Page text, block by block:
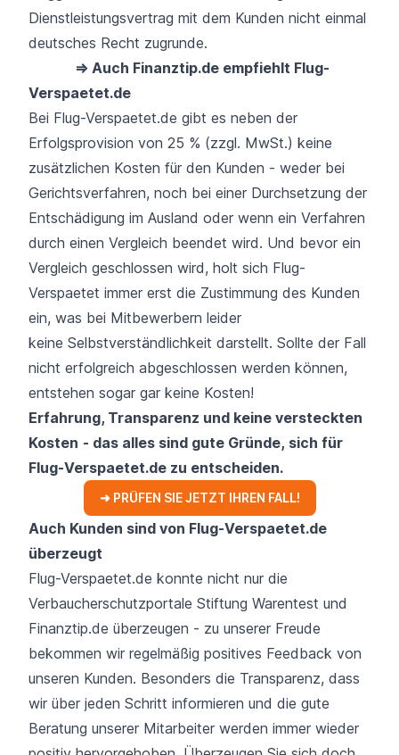
Dienstleistungsvertrag mit dem Kunden nicht einmal
deutsches Recht zugrunde.
⇒ Auch Finanztip.de empfiehlt Flug-
Verspaetet.de
Bei Flug-Verspaetet.de gibt es neben der
Erfolgsprovision von 25 % (zzgl. MwSt.) keine
zusätzlichen Kosten für den Kunden - weder bei
Gerichtsverfahren, noch bei einer Durchsetzung der
Entschädigung im Ausland oder wenn ein Verfahren
durch einen Vergleich beendet wird. Und bevor ein
Vergleich geschlossen wird, holt sich Flug-
Verspaetet immer erst die Zustimmung des Kunden
ein, was bei Mitbewerbern leider
keine Selbstverständlichkeit darstellt. Sollte der Fall
nicht erfolgreich abgeschlossen werden können,
entstehen sogar gar keine Kosten!
Erfahrung, Transparenz und keine versteckten
Kosten - das alles sind gute Gründe, sich für
Flug-Verspaetet.de zu entscheiden.
➜ PRÜFEN SIE JETZT IHREN FALL!
Auch Kunden sind von Flug-Verspaetet.de
überzeugt
Flug-Verspaetet.de konnte nicht nur die
Verbaucherschutzportale Stiftung Warentest und
Finanztip.de überzeugen - zu unserer Freude
bekommen wir regelmäßig positives Feedback von
unseren Kunden. Besonders die Transparenz, dass
wir über jeden Schritt informieren und die gute
Beratung unserer Mitarbeiter werden immer wieder